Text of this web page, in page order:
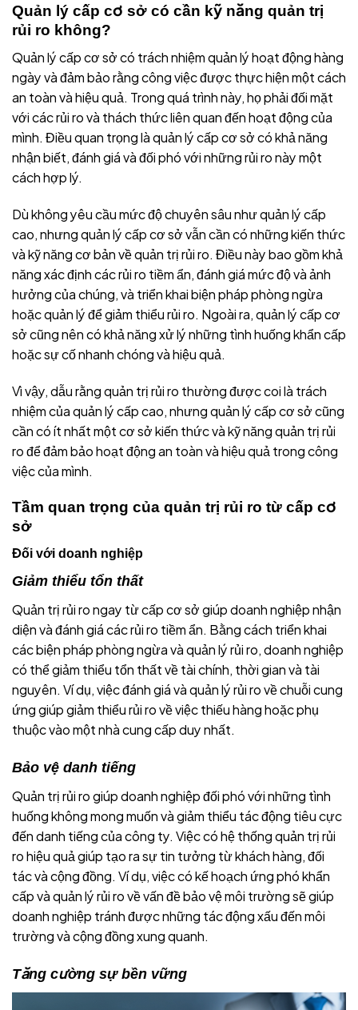
Quản lý cấp cơ sở có cần kỹ năng quản trị
rủi ro không?
Quản lý cấp cơ sở có trách nhiệm quản lý hoạt động hàng
ngày và đảm bảo rằng công việc được thực hiện một cách
an toàn và hiệu quả. Trong quá trình này, họ phải đối mặt
với các rủi ro và thách thức liên quan đến hoạt động của
mình. Điều quan trọng là quản lý cấp cơ sở có khả năng
nhận biết, đánh giá và đối phó với những rủi ro này một
cách hợp lý.
Dù không yêu cầu mức độ chuyên sâu như quản lý cấp
cao, nhưng quản lý cấp cơ sở vẫn cần có những kiến thức
và kỹ năng cơ bản về quản trị rủi ro. Điều này bao gồm khả
năng xác định các rủi ro tiềm ẩn, đánh giá mức độ và ảnh
hưởng của chúng, và triển khai biện pháp phòng ngừa
hoặc quản lý để giảm thiểu rủi ro. Ngoài ra, quản lý cấp cơ
sở cũng nên có khả năng xử lý những tình huống khẩn cấp
hoặc sự cố nhanh chóng và hiệu quả.
Vì vậy, dẫu rằng quản trị rủi ro thường được coi là trách
nhiệm của quản lý cấp cao, nhưng quản lý cấp cơ sở cũng
cần có ít nhất một cơ sở kiến thức và kỹ năng quản trị rủi
ro để đảm bảo hoạt động an toàn và hiệu quả trong công
việc của mình.
Tầm quan trọng của quản trị rủi ro từ cấp cơ
sở
Đối với doanh nghiệp
Giảm thiểu tổn thất
Quản trị rủi ro ngay từ cấp cơ sở giúp doanh nghiệp nhận
diện và đánh giá các rủi ro tiềm ẩn. Bằng cách triển khai
các biện pháp phòng ngừa và quản lý rủi ro, doanh nghiệp
có thể giảm thiểu tổn thất về tài chính, thời gian và tài
nguyên. Ví dụ, việc đánh giá và quản lý rủi ro về chuỗi cung
ứng giúp giảm thiểu rủi ro về việc thiếu hàng hoặc phụ
thuộc vào một nhà cung cấp duy nhất.
Bảo vệ danh tiếng
Quản trị rủi ro giúp doanh nghiệp đối phó với những tình
huống không mong muốn và giảm thiểu tác động tiêu cực
đến danh tiếng của công ty. Việc có hệ thống quản trị rủi
ro hiệu quả giúp tạo ra sự tin tưởng từ khách hàng, đối
tác và cộng đồng. Ví dụ, việc có kế hoạch ứng phó khẩn
cấp và quản lý rủi ro về vấn đề bảo vệ môi trường sẽ giúp
doanh nghiệp tránh được những tác động xấu đến môi
trường và cộng đồng xung quanh.
Tăng cường sự bền vững